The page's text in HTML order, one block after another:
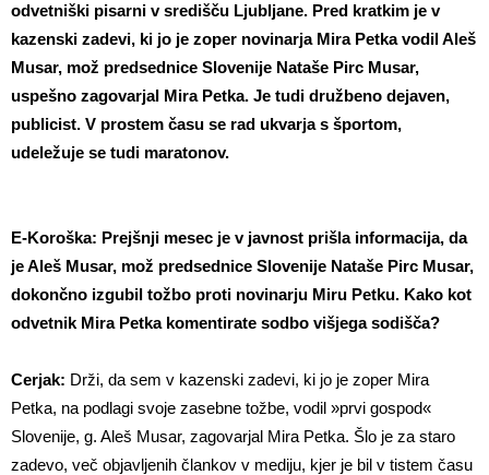
odvetniški pisarni v središču Ljubljane. Pred kratkim je v
kazenski zadevi, ki jo je zoper novinarja Mira Petka vodil Aleš
Musar, mož predsednice Slovenije Nataše Pirc Musar,
uspešno zagovarjal Mira Petka. Je tudi družbeno dejaven,
publicist. V prostem času se rad ukvarja s športom,
udeležuje se tudi maratonov.
E-Koroška: Prejšnji mesec je v javnost prišla informacija, da
je Aleš Musar, mož predsednice Slovenije Nataše Pirc Musar,
dokončno izgubil tožbo proti novinarju Miru Petku. Kako kot
odvetnik Mira Petka komentirate sodbo višjega sodišča?
Cerjak: Drži, da sem v kazenski zadevi, ki jo je zoper Mira
Petka, na podlagi svoje zasebne tožbe, vodil »prvi gospod«
Slovenije, g. Aleš Musar, zagovarjal Mira Petka. Šlo je za staro
zadevo, več objavljenih člankov v mediju, kjer je bil v tistem času